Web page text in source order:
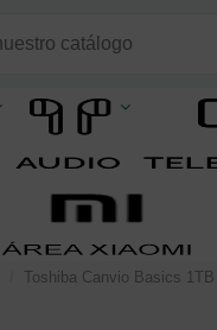
Toshiba Canvio Basics